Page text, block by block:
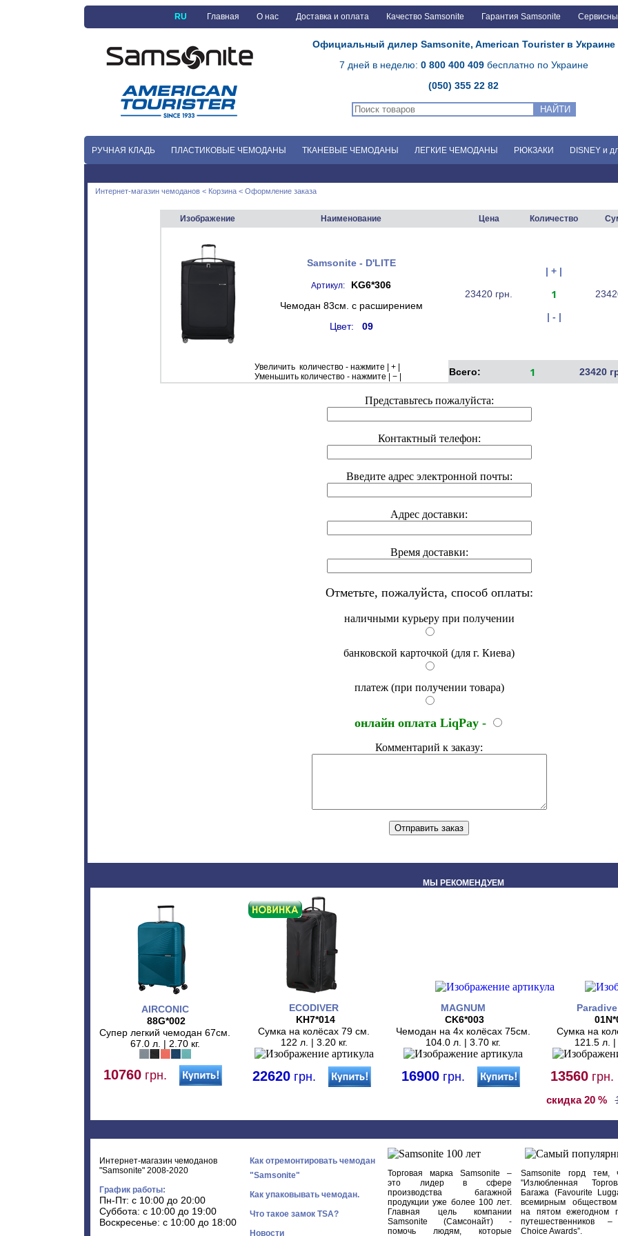
RU Главная О нас Доставка и оплата Качество Samsonite Гарантия Samsonite
Официальный дилер Samsonite, American Tourister в Украине
7 дней в неделю: 0 800 400 409бесплатно по Украине
(050) 355 22 82
НАЙТИ
РУЧНАЯ КЛАДЬ ПЛАСТИКОВЫЕ ЧЕМОДАНЫ ТКАНЕВЫЕ ЧЕМОДАНЫ ЛЕГКИЕ ЧЕМОДАНЫ РЮКЗАКИ DISNEY и
Интернет-магазин чемоданов < Корзина < Оформление заказа
Изображение Наименование Цена Количество
Samsonite - D'LITE
Артикул: KG6*306
Чемодан 83см. с расширением
Цвет: 09
23420 грн.
| + |
1
| - |
Увеличить количество - нажмите | + |
Уменьшить количество - нажмите | − |
Всего: 1 23420
Представьтесь пожалуйста:
Контактный телефон:
Введите адрес электронной почты:
Адрес доставки:
Время доставки:
Отметьте, пожалуйста, способ оплаты:
наличными курьеру при получении
банковской карточкой (для г. Киева)
платеж (при получении товара)
онлайн оплата LiqPay -
Комментарий к заказу:
МЫ РЕКОМЕНДУЕМ
AIRCONIC
88G*002
Супер легкий чемодан 67см.
67.0 л. | 2.70 кг.
10760грн.
ECODIVER
KH7*014
Сумка на колёсах 79 см.
122 л. | 3.20 кг.
22620грн.
MAGNUM
CK6*003
Чемодан на 4х колёсах 75см.
104.0 л. | 3.70 кг.
16900грн.
Сумка на
121.5 л. |
13560грн.
скидка 20 %
Интернет-магазин чемоданов
"Samsonite" 2008-2020
График работы:
Пн-Пт: с 10:00 до 20:00
Суббота: с 10:00 до 19:00
Воскресенье: с 10:00 до 18:00
Как отремонтировать чемодан
"Samsonite"
Как упаковывать чемодан.
Что такое замок TSA?
Новости
Торговая марка Samsonite –
это лидер в сфере
производства багажной
продукции уже более 100 лет.
Главная цель компании
Samsonite (Самсонайт) -
помочь людям, которые
Samsonite горд тем,
"Излюбленная
Багажа (Favourite
всемирным
на пятом ежегодном
путешественников –
Choice Awards”.